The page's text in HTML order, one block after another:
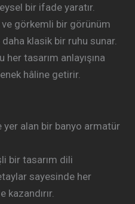
bir ifade yaratır.
görkemli bir görünüm
klasik bir ruhu sunar.
tasarım anlayışına
hâline getirir.
alan bir banyo armatür
bir tasarım dili
sayesinde her